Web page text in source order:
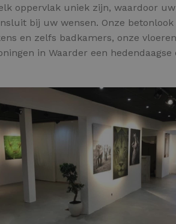
oppervlak uniek zijn, waardoor
bij uw wensen. Onze
en zelfs badkamers, onze
in Waarder een